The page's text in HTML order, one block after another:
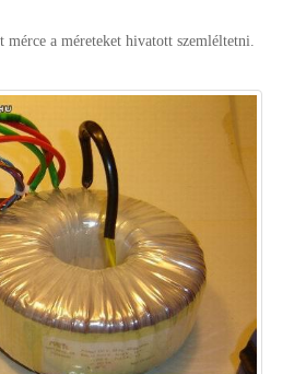
mérce a méreteket hivatott szemléltetni.